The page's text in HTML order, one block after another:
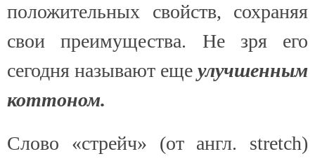
положительных свойств, сохраняя
свои преимущества. Не зря его
сегодня называют еще улучшенным
коттоном.
Слово «стрейч» (от англ. stretch)